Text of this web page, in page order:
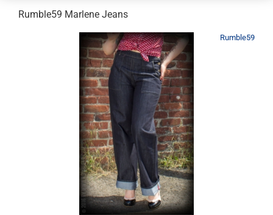
Rumble59 Marlene Jeans
Rumble59